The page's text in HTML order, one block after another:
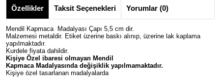
Özellikler Taksit Seçenekleri Yorumlar (0)
Mendil Kapmaca Madalyası Çapı 5,5 cm dir.
Malzemesi metaldir. Etiket üzerine baskı alınıp, üzerine lak kaplama
yapılmaktadır.
Kurdele fiyata dahildir.
Kişiye Özel ibaresi olmayan Mendil
Kapmaca Madalyasında değişiklik yapılmamaktadır.
Kişiye özel tasarlanan madalyalarda